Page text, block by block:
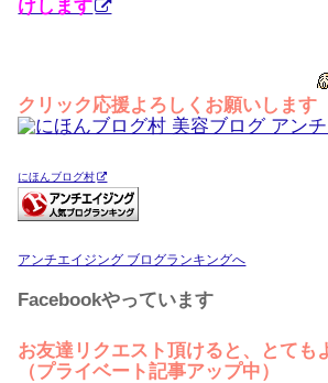
けします
クリック応援よろしくお願いします
にほんブログ村
アンチエイジング ブログランキングへ
Facebookやっています
お友達リクエスト頂けると、とても
（プライベート記事アップ中）